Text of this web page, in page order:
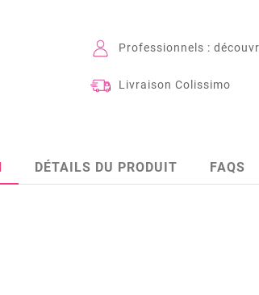
Professionnels :
Livraison Colissimo
DÉTAILS DU PRODUIT FAQS